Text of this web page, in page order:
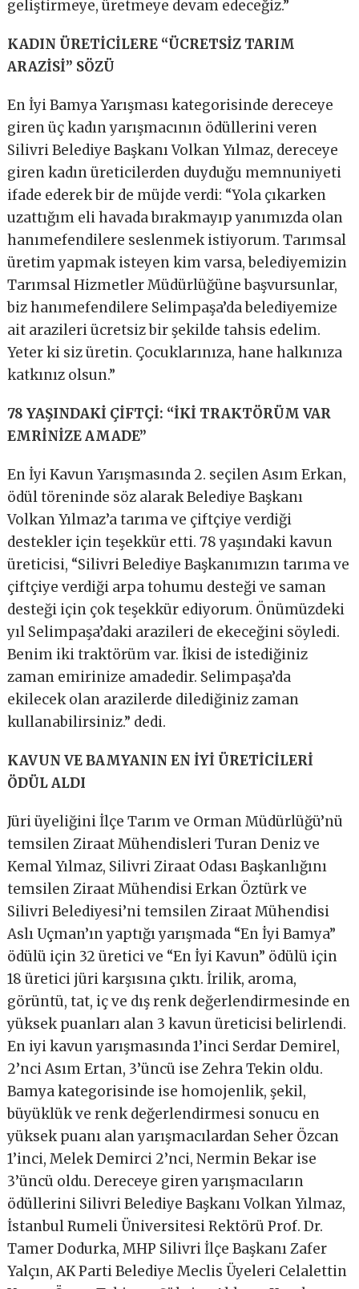
geliştirmeye, üretmeye devam edeceğiz.”
KADIN ÜRETİCİLERE “ÜCRETSİZ TARIM
ARAZİSİ” SÖZÜ
En İyi Bamya Yarışması kategorisinde dereceye
giren üç kadın yarışmacının ödüllerini veren
Silivri Belediye Başkanı Volkan Yılmaz, dereceye
giren kadın üreticilerden duyduğu memnuniyeti
ifade ederek bir de müjde verdi: “Yola çıkarken
uzattığım eli havada bırakmayıp yanımızda olan
hanımefendilere seslenmek istiyorum. Tarımsal
üretim yapmak isteyen kim varsa, belediyemizin
Tarımsal Hizmetler Müdürlüğüne başvursunlar,
biz hanımefendilere Selimpaşa’da belediyemize
ait arazileri ücretsiz bir şekilde tahsis edelim.
Yeter ki siz üretin. Çocuklarınıza, hane halkınıza
katkınız olsun.”
78 YAŞINDAKİ ÇİFTÇİ: “İKİ TRAKTÖRÜM VAR
EMRİNİZE AMADE”
En İyi Kavun Yarışmasında 2. seçilen Asım Erkan,
ödül töreninde söz alarak Belediye Başkanı
Volkan Yılmaz’a tarıma ve çiftçiye verdiği
destekler için teşekkür etti. 78 yaşındaki kavun
üreticisi, “Silivri Belediye Başkanımızın tarıma ve
çiftçiye verdiği arpa tohumu desteği ve saman
desteği için çok teşekkür ediyorum. Önümüzdeki
yıl Selimpaşa’daki arazileri de ekeceğini söyledi.
Benim iki traktörüm var. İkisi de istediğiniz
zaman emirinize amadedir. Selimpaşa’da
ekilecek olan arazilerde dilediğiniz zaman
kullanabilirsiniz.” dedi.
KAVUN VE BAMYANIN EN İYİ ÜRETİCİLERİ
ÖDÜL ALDI
Jüri üyeliğini İlçe Tarım ve Orman Müdürlüğü’nü
temsilen Ziraat Mühendisleri Turan Deniz ve
Kemal Yılmaz, Silivri Ziraat Odası Başkanlığını
temsilen Ziraat Mühendisi Erkan Öztürk ve
Silivri Belediyesi’ni temsilen Ziraat Mühendisi
Aslı Uçman’ın yaptığı yarışmada “En İyi Bamya”
ödülü için 32 üretici ve “En İyi Kavun” ödülü için
18 üretici jüri karşısına çıktı. İrilik, aroma,
görüntü, tat, iç ve dış renk değerlendirmesinde en
yüksek puanları alan 3 kavun üreticisi belirlendi.
En iyi kavun yarışmasında 1’inci Serdar Demirel,
2’nci Asım Ertan, 3’üncü ise Zehra Tekin oldu.
Bamya kategorisinde ise homojenlik, şekil,
büyüklük ve renk değerlendirmesi sonucu en
yüksek puanı alan yarışmacılardan Seher Özcan
1’inci, Melek Demirci 2’nci, Nermin Bekar ise
3’üncü oldu. Dereceye giren yarışmacıların
ödüllerini Silivri Belediye Başkanı Volkan Yılmaz,
İstanbul Rumeli Üniversitesi Rektörü Prof. Dr.
Tamer Dodurka, MHP Silivri İlçe Başkanı Zafer
Yalçın, AK Parti Belediye Meclis Üyeleri Celalettin